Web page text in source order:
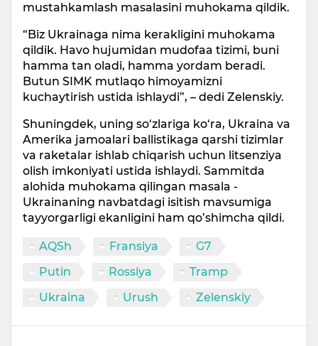
mustahkamlash masalasini muhokama qildik.
“Biz Ukrainaga nima kerakligini muhokama
qildik. Havo hujumidan mudofaa tizimi, buni
hamma tan oladi, hamma yordam beradi.
Butun SIMK mutlaqo himoyamizni
kuchaytirish ustida ishlaydi”, – dedi Zelenskiy.
Shuningdek, uning so‘zlariga ko‘ra, Ukraina va
Amerika jamoalari ballistikaga qarshi tizimlar
va raketalar ishlab chiqarish uchun litsenziya
olish imkoniyati ustida ishlaydi. Sammitda
alohida muhokama qilingan masala -
Ukrainaning navbatdagi isitish mavsumiga
tayyorgarligi ekanligini ham qo’shimcha qildi.
AQSh Fransiya
G7
Putin
Rossiya
Tramp
Ukraina
Urush Zelenskiy